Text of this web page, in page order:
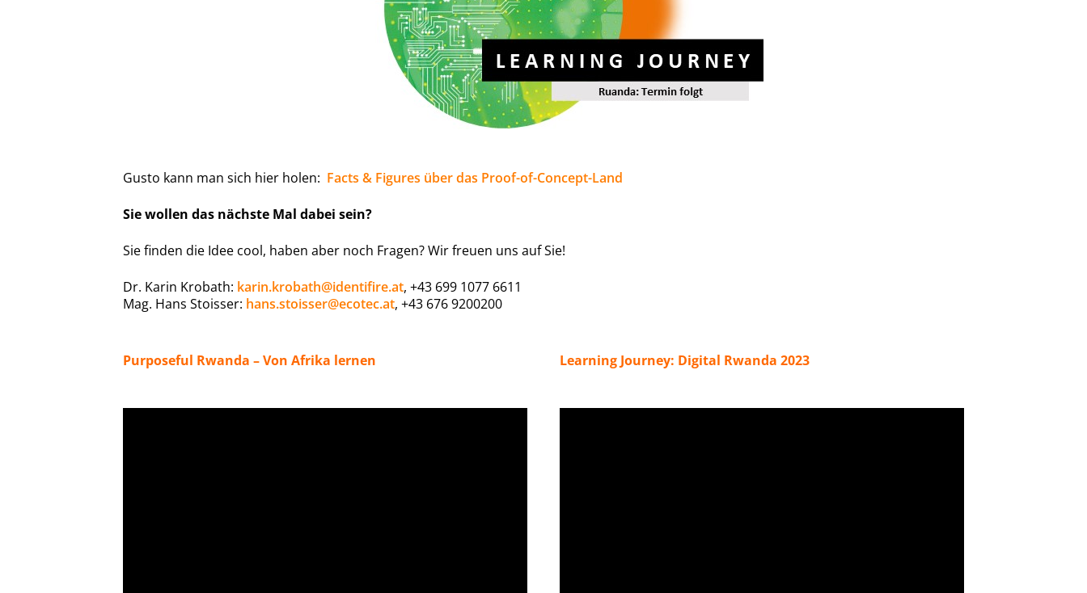
Gusto kann man sich hier holen: Facts & Figures über das Proof-of-Concept-Land
Sie wollen das nächste Mal dabei sein?
Sie finden die Idee cool, haben aber noch Fragen? Wir freuen uns auf Sie!
Dr. Karin Krobath: karin.krobath@identifire.at, +43 699 1077 6611
Mag. Hans Stoisser: hans.stoisser@ecotec.at, +43 676 9200200
Purposeful Rwanda – Von Afrika lernen Learning Journey: Digital Rwanda 2023